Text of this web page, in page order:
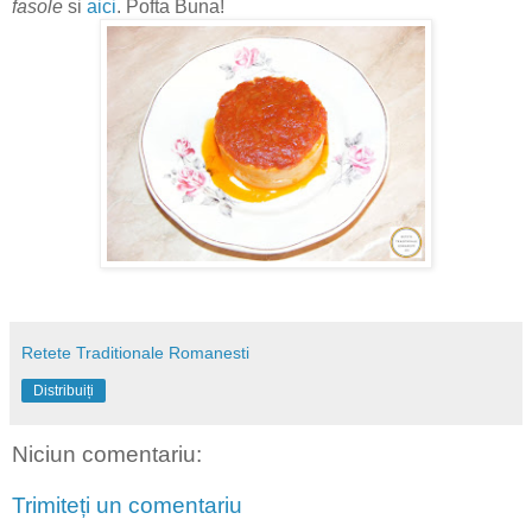
fasole si aici. Pofta Buna!
Retete Traditionale Romanesti
Distribuiți
Niciun comentariu:
Trimiteți un comentariu